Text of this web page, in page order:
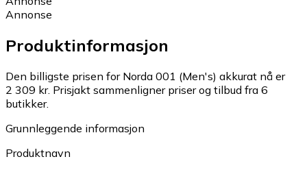
Annonse
Produktinformasjon
Den billigste prisen for Norda 001 (Men's) akkurat nå er
2 309 kr. Prisjakt sammenligner priser og tilbud fra 6
butikker.
Grunnleggende informasjon
Produktnavn